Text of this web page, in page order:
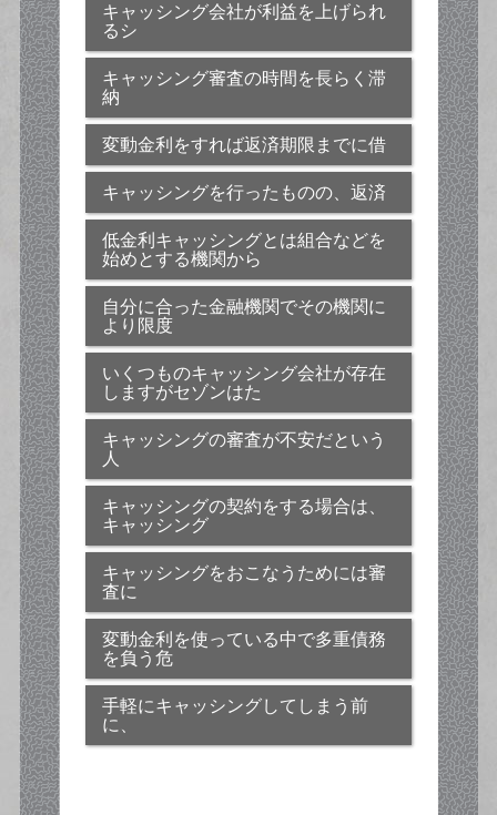
キャッシング会社が利益を上げられ
るシ
キャッシング審査の時間を長らく滞
納
変動金利をすれば返済期限までに借
キャッシングを行ったものの、返済
低金利キャッシングとは組合などを
始めとする機関から
自分に合った金融機関でその機関に
より限度
いくつものキャッシング会社が存在
しますがセゾンはた
キャッシングの審査が不安だという
人
キャッシングの契約をする場合は、
キャッシング
キャッシングをおこなうためには審
査に
変動金利を使っている中で多重債務
を負う危
手軽にキャッシングしてしまう前
に、